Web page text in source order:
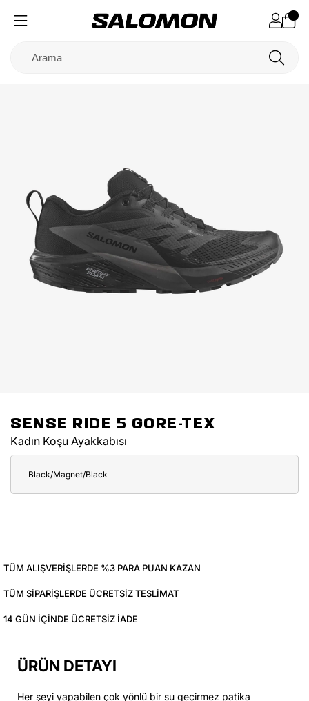
SENSE RIDE 5 GORE-TEX
Kadın Koşu Ayakkabısı
Black/Magnet/Black
TÜM ALIŞVERIŞLERDE %3 PARA PUAN KAZAN
TÜM SIPARIŞLERDE ÜCRETSIZ TESLIMAT
14 GÜN IÇINDE ÜCRETSIZ IADE
ÜRÜN DETAYI
Her şeyi yapabilen çok yönlü bir su geçirmez patika